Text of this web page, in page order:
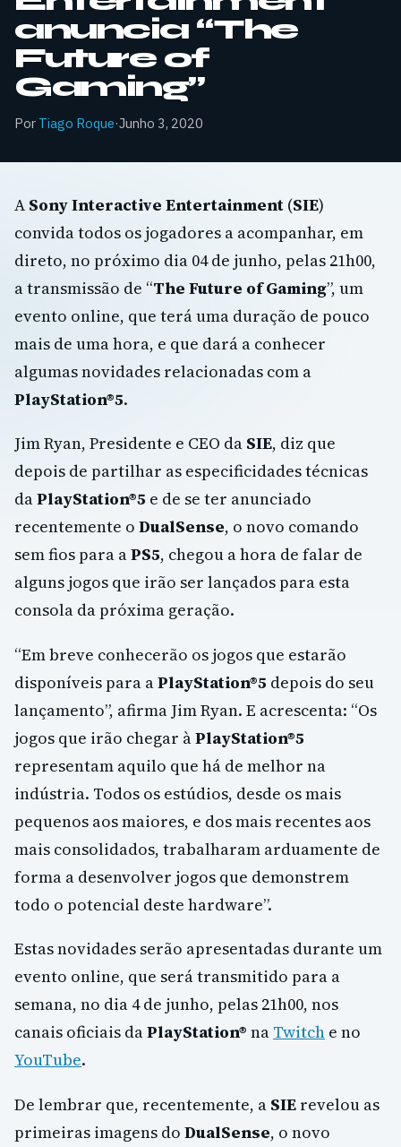
anuncia “The
Future of
Gaming”
Por Tiago Roque·Junho 3, 2020
A Sony Interactive Entertainment (SIE)
convida todos os jogadores a acompanhar, em
direto, no próximo dia 04 de junho, pelas 21h00,
a transmissão de “The Future of Gaming”, um
evento online, que terá uma duração de pouco
mais de uma hora, e que dará a conhecer
algumas novidades relacionadas com a
PlayStation®5.
Jim Ryan, Presidente e CEO da SIE, diz que
depois de partilhar as especificidades técnicas
daPlayStation®5 e de se ter anunciado
recentemente o DualSense, o novo comando
sem fios para aPS5, chegou a hora de falar de
alguns jogos que irão ser lançados para esta
consola da próxima geração.
“Em breve conhecerão os jogos que estarão
disponíveis para aPlayStation®5 depois do seu
lançamento”, afirma Jim Ryan. E acrescenta: “Os
jogos que irão chegar àPlayStation®5
representam aquilo que há de melhor na
indústria. Todos os estúdios, desde os mais
pequenos aos maiores, e dos mais recentes aos
mais consolidados, trabalharam arduamente de
forma a desenvolver jogos que demonstrem
todo o potencial deste hardware”.
Estas novidades serão apresentadas durante um
evento online, que será transmitido para a
semana, no dia 4 de junho, pelas 21h00, nos
canais oficiais daPlayStation® na Twitch e no
YouTube.
De lembrar que, recentemente, a SIE revelou as
primeiras imagens do DualSense, o novo